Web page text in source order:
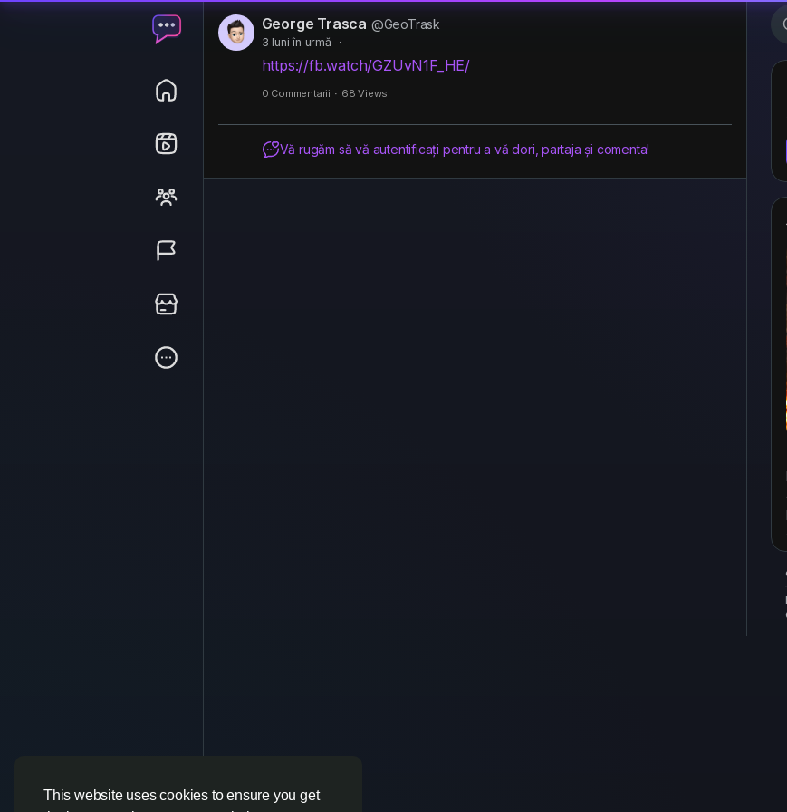
This website uses cookies to ensure you get
George Trasca @GeoTrask
3 luni în urmă ·
https://fb.watch/GZUvN1F_HE/
0 Commentarii · 68 Views
Vă rugăm să vă autentificați pentru a vă dori, partaja și comenta!